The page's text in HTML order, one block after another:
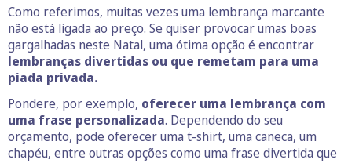
Como referimos, muitas vezes uma lembrança marcante
não está ligada ao preço. Se quiser provocar umas boas
gargalhadas neste Natal, uma ótima opção é encontrar
lembranças divertidas ou que remetam para uma
piada privada.
Pondere, por exemplo, oferecer uma lembrança com
uma frase personalizada. Dependendo do seu
orçamento, pode oferecer uma t-shirt, uma caneca, um
chapéu, entre outras opções como uma frase divertida que